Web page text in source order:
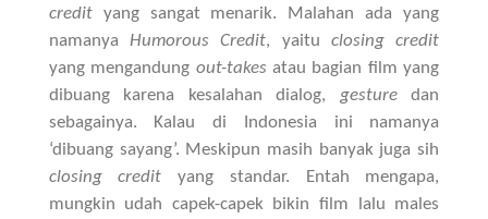
credityang sangat menarik. Malahan ada yang
namanyaHumorous Credit, yaitu closing credit
yang mengandung out-takes atau bagian film yang
dibuang karena kesalahan dialog, gesturedan
sebagainya. Kalau di Indonesia ini namanya
‘dibuang sayang’. Meskipun masih banyak juga sih
closing credit yang standar. Entah mengapa,
mungkin udah capek-capek bikin film lalu males